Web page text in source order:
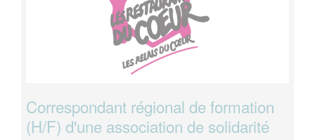
définies ensemble, en fonction de tes disponibilités et des
besoins de la mission. Si besoin, la mission pourra
également être partagée avec un binôme, afin de
faciliter son organisation et d’assurer une continuité dans
Correspondant régional de formation
(H/F) d'une association de solidarité